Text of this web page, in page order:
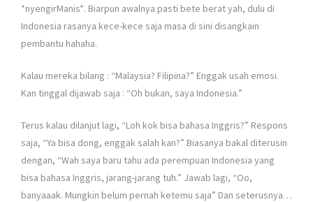
*nyengirManis*. Biarpun awalnya pasti bete berat yah, dulu di
Indonesia rasanya kece-kece saja masa di sini disangkain
pembantu hahaha.
Kalau mereka bilang : “Malaysia? Filipina?” Enggak usah emosi.
Kan tinggal dijawab saja : “Oh bukan, saya Indonesia.”
Terus kalau dilanjut lagi, “Loh kok bisa bahasa Inggris?” Respons
saja, “Ya bisa dong, enggak salah kan?” Biasanya bakal diterusin
dengan, “Wah saya baru tahu ada perempuan Indonesia yang
bisa bahasa Inggris, jarang-jarang tuh.” Jawab lagi, “Oo,
banyaaak. Mungkin belum pernah ketemu saja” Dan seterusnya…